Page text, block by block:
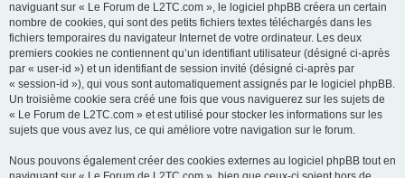
naviguant sur « Le Forum de L2TC.com », le logiciel phpBB créera un certain
nombre de cookies, qui sont des petits fichiers textes téléchargés dans les
fichiers temporaires du navigateur Internet de votre ordinateur. Les deux
premiers cookies ne contiennent qu’un identifiant utilisateur (désigné ci-après
par « user-id ») et un identifiant de session invité (désigné ci-après par
« session-id »), qui vous sont automatiquement assignés par le logiciel phpBB.
Un troisième cookie sera créé une fois que vous naviguerez sur les sujets de
« Le Forum de L2TC.com » et est utilisé pour stocker les informations sur les
sujets que vous avez lus, ce qui améliore votre navigation sur le forum.
Nous pouvons également créer des cookies externes au logiciel phpBB tout en